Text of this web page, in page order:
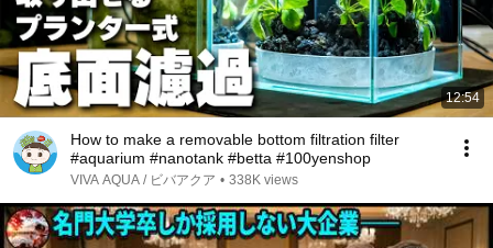
12:54
How to make a removable bottom filtration filter
#aquarium #nanotank #betta #100yenshop
VIVA AQUA / ビバアクア • 338K views